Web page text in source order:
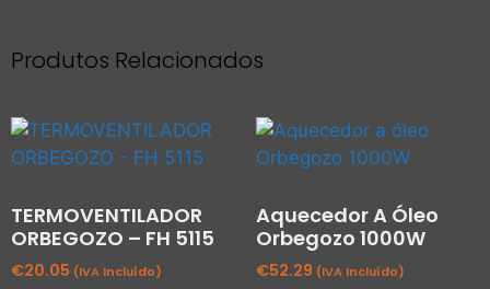
Produtos Relacionados
TERMOVENTILADOR
ORBEGOZO – FH 5115
€20.05 (IVA Incluído)
Aquecedor A Óleo
Orbegozo 1000W
€52.29 (IVA Incluído)